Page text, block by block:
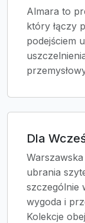
Almara to
który łączy
podejściem
Dla
ubrania
szczególnie
wygoda i
Kolekcje